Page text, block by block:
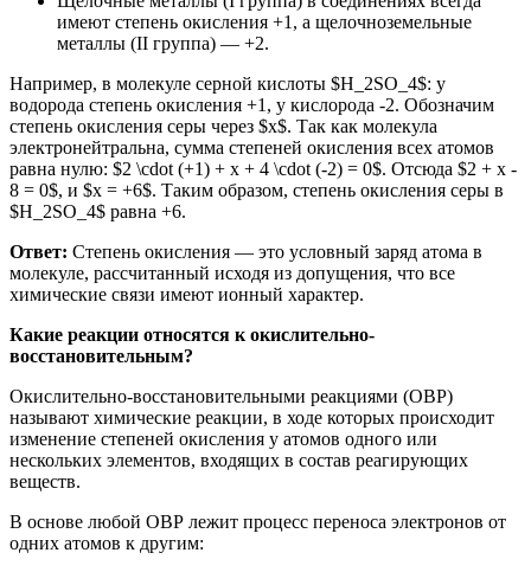
имеют степень окисления +1, а щелочноземельные
металлы (II группа) — +2.
Например, в молекуле серной кислоты $H_2SO_4$: у
водорода степень окисления +1, у кислорода -2. Обозначим
степень окисления серы через $x$. Так как молекула
электронейтральна, сумма степеней окисления всех атомов
равна нулю: $2 \cdot (+1) + x + 4 \cdot (-2) = 0$. Отсюда $2 + x -
8 = 0$, и $x = +6$. Таким образом, степень окисления серы в
$H_2SO_4$ равна +6.
Ответ: Степень окисления — это условный заряд атома в
молекуле, рассчитанный исходя из допущения, что все
химические связи имеют ионный характер.
Какие реакции относятся к окислительно-
восстановительным?
Окислительно-восстановительными реакциями (ОВР)
называют химические реакции, в ходе которых происходит
изменение степеней окисления у атомов одного или
нескольких элементов, входящих в состав реагирующих
веществ.
В основе любой ОВР лежит процесс переноса электронов от
одних атомов к другим: